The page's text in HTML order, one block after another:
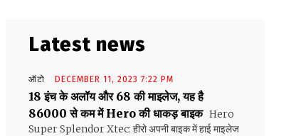
Latest news
ऑटो DECEMBER 11, 2023 7:22 PM
18 इंच के अलॉय और 68 की माइलेज, यह है
86000 से कम में Hero की धाकड़ बाइक Hero
Super Splendor Xtec: हीरो अपनी बाइक में हाई माइलेज